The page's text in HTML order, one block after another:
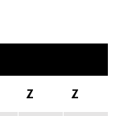
Z Z